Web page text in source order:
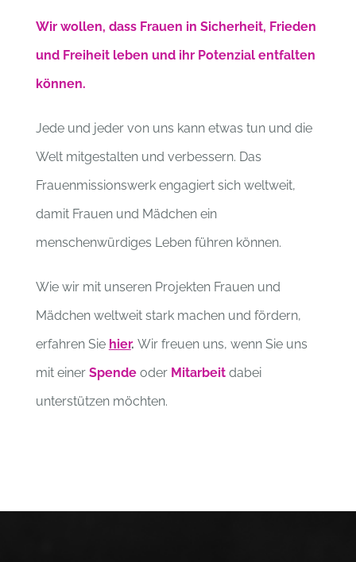
Wir wollen, dass Frauen in Sicherheit, Frieden
und Freiheit leben und ihr Potenzial entfalten
können.
Jede und jeder von uns kann etwas tun und die
Welt mitgestalten und verbessern. Das
Frauenmissionswerk engagiert sich weltweit,
damit Frauen und Mädchen ein
menschenwürdiges Leben führen können.
Wie wir mit unseren Projekten Frauen und
Mädchen weltweit stark machen und fördern,
erfahren Sie hier. Wir freuen uns, wenn Sie uns
mit einer Spendeoder Mitarbeit dabei
unterstützen möchten.